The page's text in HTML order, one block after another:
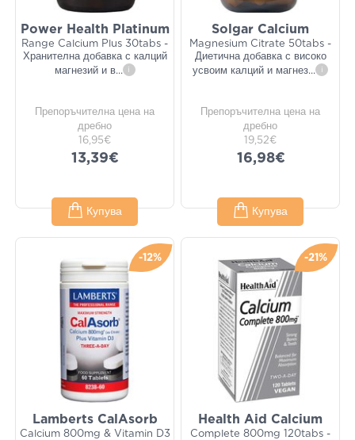
Power Health Platinum
Range Calcium Plus 30tabs -
Хранителна добавка с калций
магнезий и в... i
Препоръчителна цена на
дребно
16,95€
13,39€
Купува
Solgar Calcium
Magnesium Citrate 50tabs -
Диетична добавка с високо
усвоим калций и магнез... i
Препоръчителна цена на
дребно
19,52€
16,98€
Купува
-12%
Lamberts CalAsorb
Calcium 800mg & Vitamin D3
-21%
Health Aid Calcium
Complete 800mg 120tabs -